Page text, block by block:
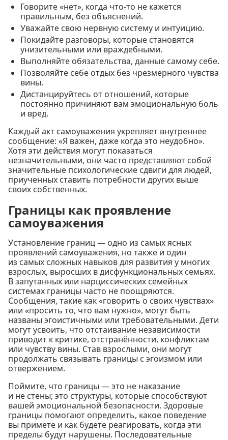
Говорите «нет», когда что-то не кажется
правильным, без объяснений.
Уважайте свою нервную систему и интуицию.
Покидайте разговоры, которые становятся
унизительными или враждебными.
Выполняйте обязательства, данные самому себе.
Позволяйте себе отдых без чрезмерного чувства
вины.
Дистанцируйтесь от отношений, которые
постоянно причиняют вам эмоциональную боль
и вред.
Каждый акт самоуважения укрепляет внутреннее
сообщение: «Я важен, даже когда это неудобно».
Хотя эти действия могут показаться
незначительными, они часто представляют собой
значительные психологические сдвиги для людей,
приученных ставить потребности других выше
своих собственных.
Границы как проявление
самоуважения
Установление границ — одно из самых ясных
проявлений самоуважения, но также и один
из самых сложных навыков для развития у многих
взрослых, выросших в дисфункциональных семьях.
В запутанных или нарциссических семейных
системах границы часто не поощряются.
Сообщения, такие как «говорить о своих чувствах»
или «просить то, что вам нужно», могут быть
названы эгоистичными или требовательными. Дети
могут усвоить, что отстаивание независимости
приводит к критике, отстранённости, конфликтам
или чувству вины. Став взрослыми, они могут
продолжать связывать границы с эгоизмом или
отвержением.
Поймите, что границы — это не наказание
и не стены; это структуры, которые способствуют
вашей эмоциональной безопасности. Здоровые
границы помогают определить, какое поведение
вы примете и как будете реагировать, когда эти
пределы будут нарушены. Последовательные